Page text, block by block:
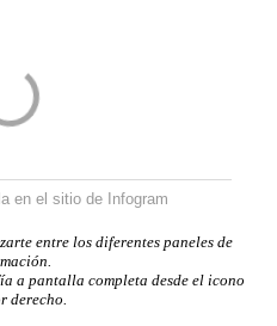
en el sitio de Infogram
entre los diferentes paneles de
a pantalla completa desde el icono
derecho.